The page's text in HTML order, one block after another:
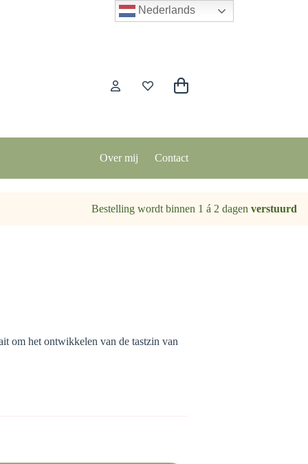
Winkelwagen
Over mij Contact
Bestelling wordt binnen 1 á 2 dagen verstuurd
om het ontwikkelen van de tastzin van
Nederlands